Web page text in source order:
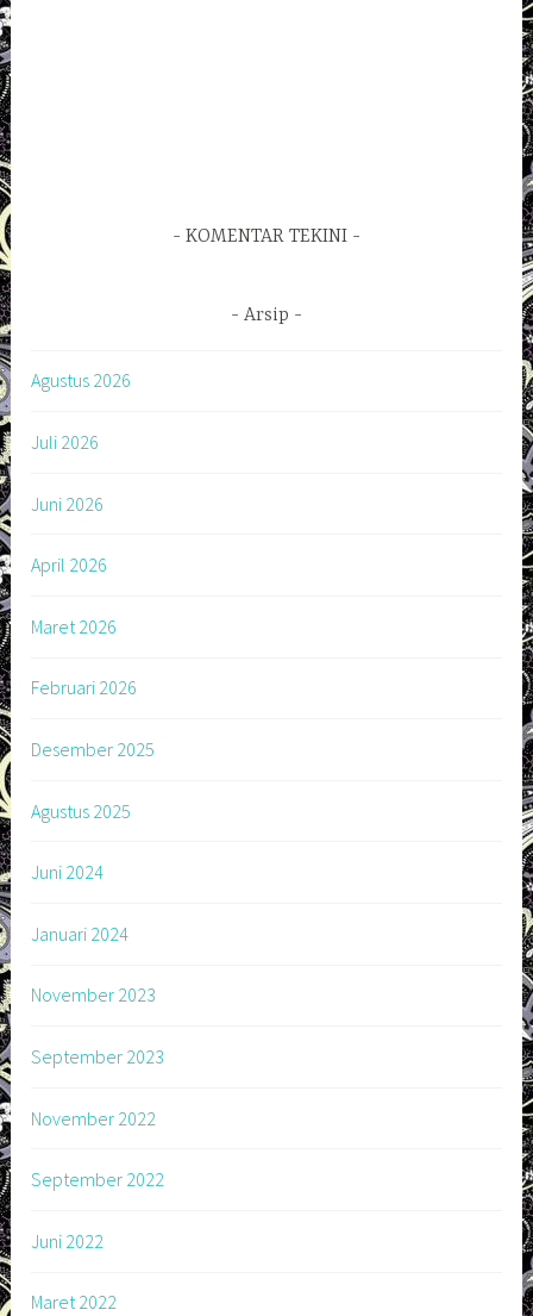
KOMENTAR TEKINI
Arsip
Agustus 2026
Juli 2026
Juni 2026
April 2026
Maret 2026
Februari 2026
Desember 2025
Agustus 2025
Juni 2024
Januari 2024
November 2023
September 2023
November 2022
September 2022
Juni 2022
Maret 2022